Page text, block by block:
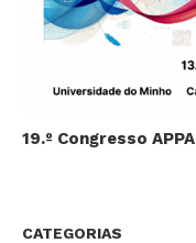
19.º Congresso APPA
CATEGORIAS